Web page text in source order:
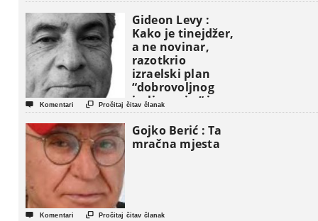
Gideon Levy :
Kako je tinejdžer,
a ne novinar,
razotkrio
izraelski plan
“dobrovoljnog
iseljavanja ” iz
Gaze
 Komentari  Pročitaj čitav članak
Gojko Berić : Ta
mračna mjesta
 Komentari  Pročitaj čitav članak